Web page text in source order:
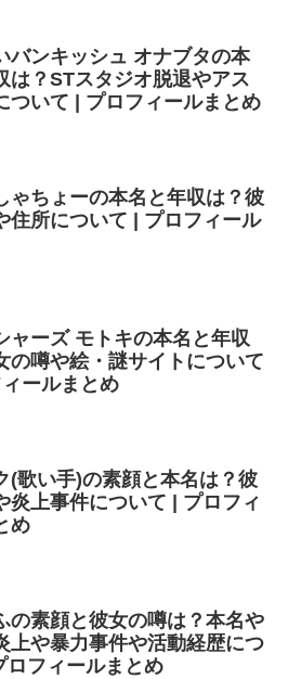
バンキッシュ オナブタの本
は？STスタジオ脱退やアス
ついて | プロフィールまとめ
ゃちょーの本名と年収は？彼
住所について | プロフィール
ャーズ モトキの本名と年収
の噂や絵・謎サイトについて
ィールまとめ
(歌い手)の素顔と本名は？彼
炎上事件について | プロフィ
め
の素顔と彼女の噂は？本名や
上や暴力事件や活動経歴につ
ロフィールまとめ